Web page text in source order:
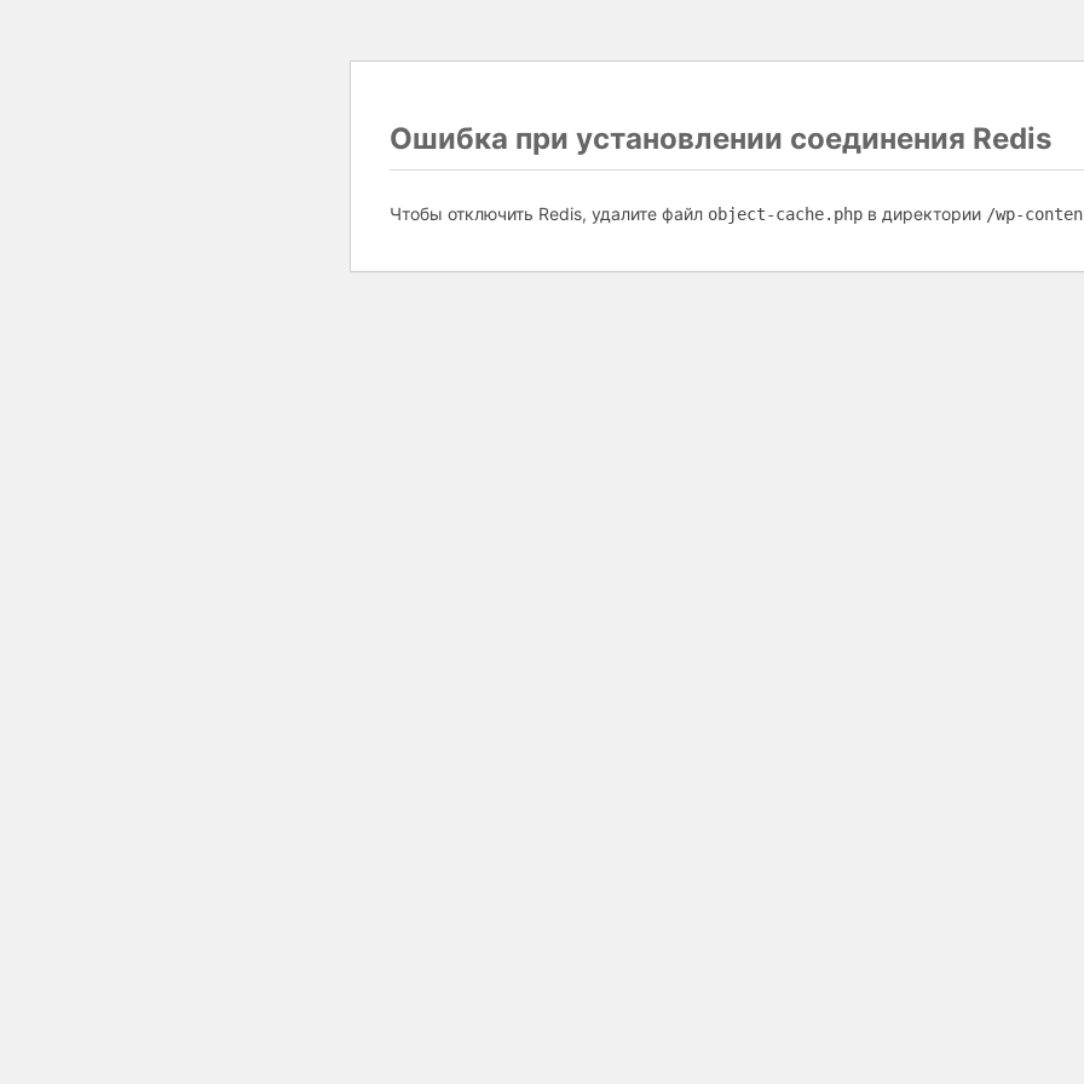
Ошибка при установлении соединения Redis
Чтобы отключить Redis, удалите файл object-cache.php в директории /wp-